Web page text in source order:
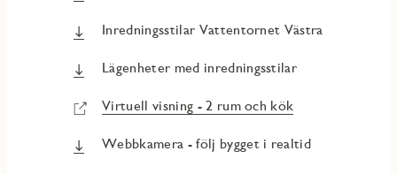
Inredningsstilar Vattentornet Västra
Lägenheter med inredningsstilar
Virtuell visning - 2 rum och kök
Webbkamera - följ bygget i realtid